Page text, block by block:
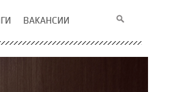
ВАКАНСИИ